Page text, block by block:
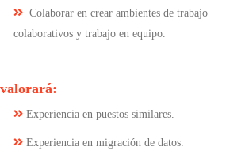
Colaborar en crear ambientes de trabajo
colaborativos y trabajo en equipo.
valorará:
Experiencia en puestos similares.
Experiencia en migración de datos.